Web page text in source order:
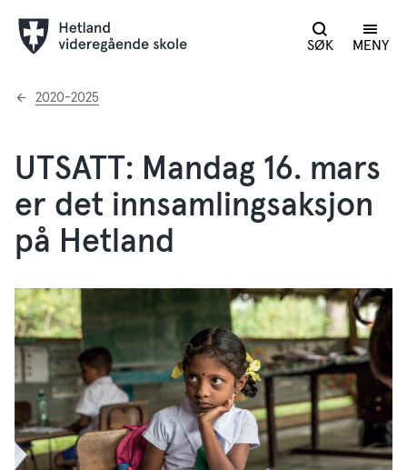
SØK MENY
Du
2020-2025
UTSATT: Mandag 16. mars
er det innsamlingsaksjon
på Hetland